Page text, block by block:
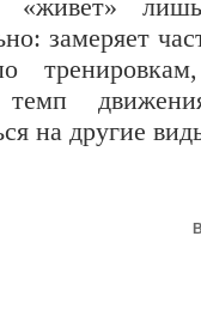
«живет»
замеряет
темп
на другие